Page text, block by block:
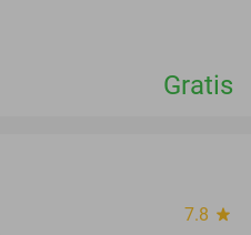
Gratis
7.8 star